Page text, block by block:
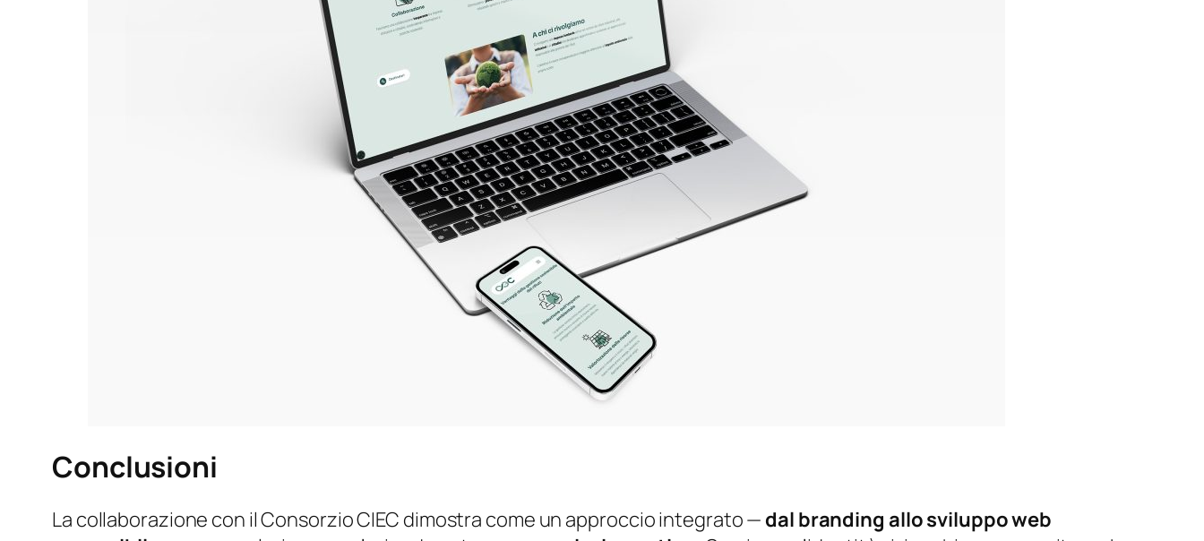
Conclusioni
La collaborazione con il Consorzio CIEC dimostra come un approccio integrato — dal branding allo sviluppo web